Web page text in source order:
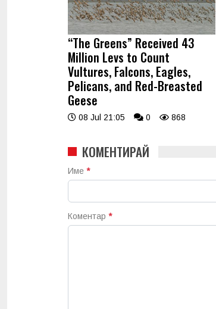
“The Greens” Received 43
Million Levs to Count
Vultures, Falcons, Eagles,
Pelicans, and Red-Breasted
Geese
08 Jul 21:05 0 868
КОМЕНТИРАЙ
Име *
Коментар *